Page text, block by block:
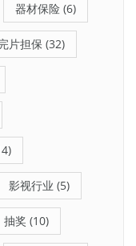
器材保险 (6)
片担保 (32)
影视行业 (5)
抽奖 (10)